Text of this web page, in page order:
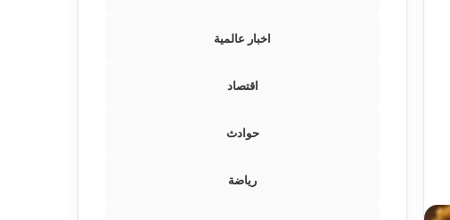
اخبار عالمية
اقتصاد
حوادث
رياضة